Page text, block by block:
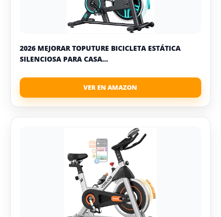
2026 MEJORAR TOPUTURE BICICLETA ESTÁTICA
SILENCIOSA PARA CASA...